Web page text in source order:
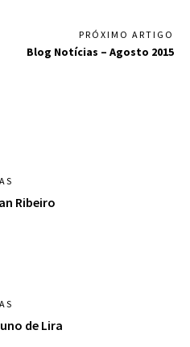
PRÓXIMO ARTIGO
Blog Notícias – Agosto 2015
Ribeiro
de Lira